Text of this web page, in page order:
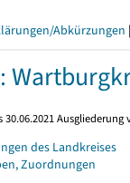
Abkürzungen |
30.06.2021
des Landkreises
Zuordnungen